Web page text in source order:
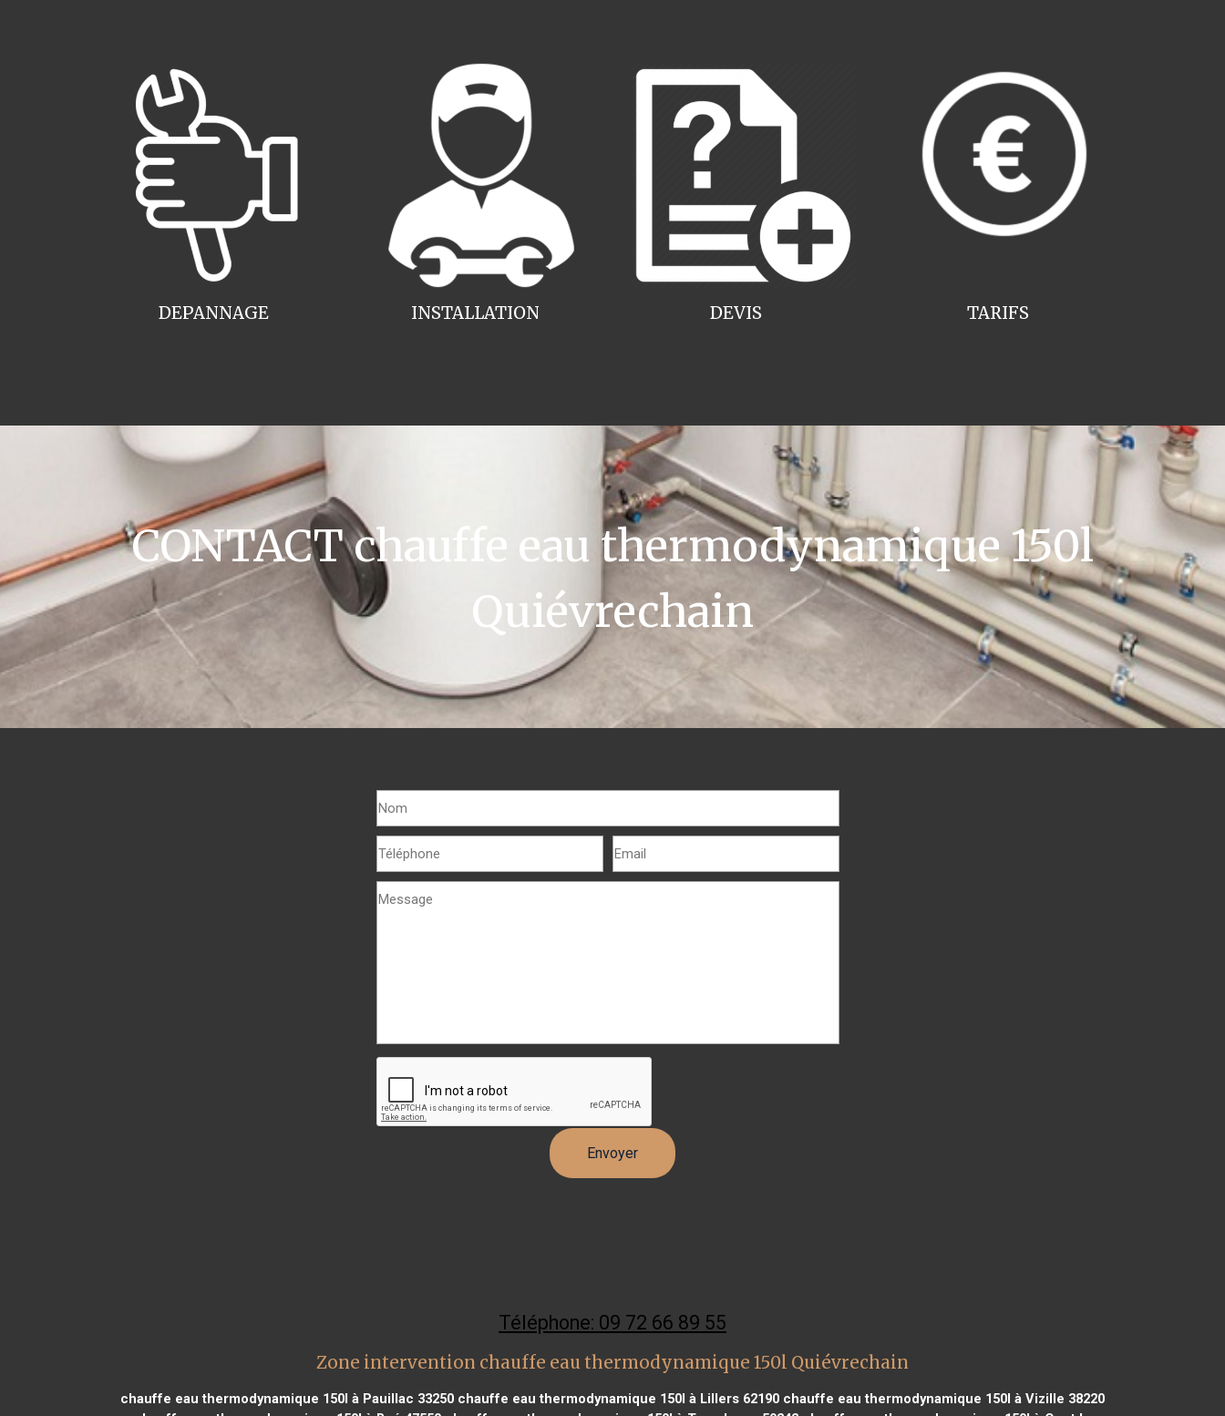
INSTALLATION
DEPANNAGE TARIFS
DEVIS
CONTACT chauffe eau thermodynamique 150l
Quiévrechain
Téléphone: 09 72 66 89 55
Zone intervention chauffe eau thermodynamique 150l Quiévrechain
chauffe eau thermodynamique 150l à Pauillac 33250 chauffe eau thermodynamique 150l à Lillers 62190 chauffe eau thermodynamique 150l à Vizille 38220